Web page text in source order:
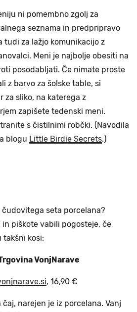
ni pomembno zgolj za
seznama in predpripravo
tudi za lažjo komunikacijo z
Meni je najbolje obesiti na
posodabljati. Če nimate proste
z barvo za šolske table, si
za sliko, na katerega z
zapišete tedenski meni.
s čistilnimi robčki. (Navodila
blogu Little Birdie Secrets.)
čudovitega seta porcelana?
in piškote vabili pogosteje, če
takšni kosi:
VonjNarave
, 16,90 €
čaj, narejen je iz porcelana. Vanj